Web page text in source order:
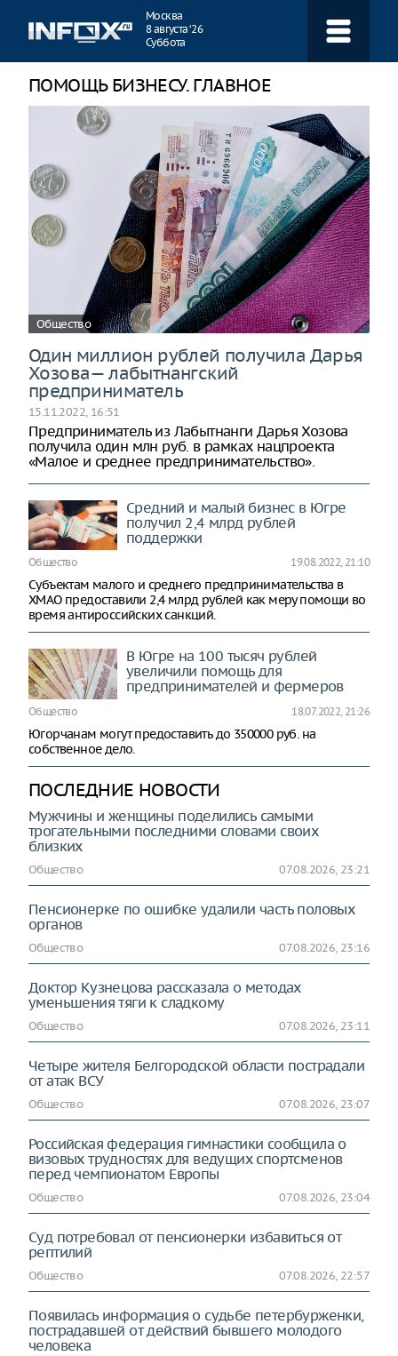
Москва
8 августа ‘26
Суббота
ПОМОЩЬ БИЗНЕСУ. ГЛАВНОЕ
Общество
Один миллион рублей получила Дарья
Хозова— лабытнангский
предприниматель
15.11.2022, 16:51
Предприниматель из Лабытнанги Дарья Хозова
получила один млн руб. в рамках нацпроекта
«Малое и среднее предпринимательство».
Средний и малый бизнес в Югре
получил 2,4 млрд рублей
поддержки
Общество 19.08.2022, 21:10
Субъектам малого и среднего предпринимательства в
ХМАО предоставили 2,4 млрд рублей как меру помощи во
время антироссийских санкций.
В Югре на 100 тысяч рублей
увеличили помощь для
предпринимателей и фермеров
Общество 18.07.2022, 21:26
Югорчанам могут предоставить до 350000 руб. на
собственное дело.
ПОСЛЕДНИЕ НОВОСТИ
Мужчины и женщины поделились самыми
трогательными последними словами своих
близких
Общество 07.08.2026, 23:21
Пенсионерке по ошибке удалили часть половых
органов
Общество 07.08.2026, 23:16
Доктор Кузнецова рассказала о методах
уменьшения тяги к сладкому
Общество 07.08.2026, 23:11
Четыре жителя Белгородской области пострадали
от атак ВСУ
Общество 07.08.2026, 23:07
Российская федерация гимнастики сообщила о
визовых трудностях для ведущих спортсменов
перед чемпионатом Европы
Общество 07.08.2026, 23:04
Суд потребовал от пенсионерки избавиться от
рептилий
Общество 07.08.2026, 22:57
Появилась информация о судьбе петербурженки,
пострадавшей от действий бывшего молодого
человека